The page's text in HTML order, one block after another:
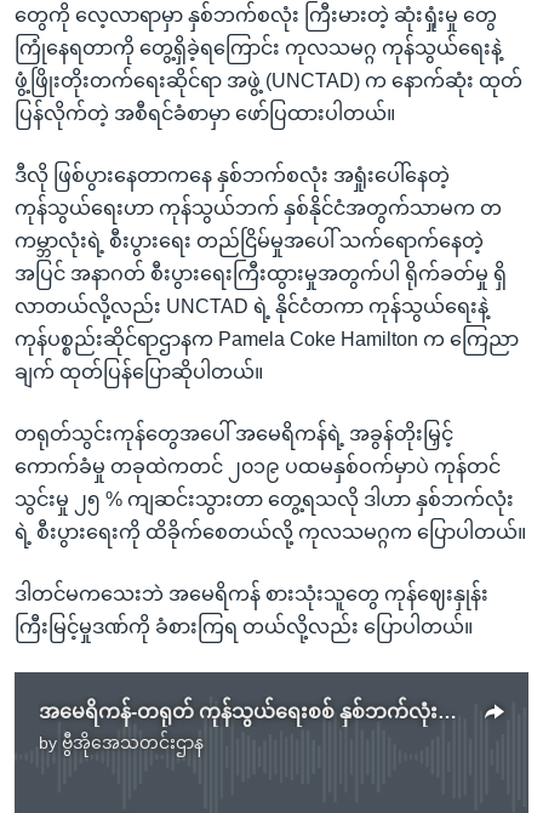
တွေကို လေ့လာရာမှာ နှစ်ဘက်စလုံး ကြီးမားတဲ့ ဆုံးရှုံးမှု တွေ
ကြုံနေရတာကို တွေ့ရှိခဲ့ရကြောင်း ကုလသမဂ္ဂ ကုန်သွယ်ရေးနဲ့
ဖွံ့ဖြိုးတိုးတက်ရေးဆိုင်ရာ အဖွဲ့ (UNCTAD) က နောက်ဆုံး ထုတ်
ပြန်လိုက်တဲ့ အစီရင်ခံစာမှာ ဖော်ပြထားပါတယ်။
ဒီလို ဖြစ်ပွားနေတာကနေ နှစ်ဘက်စလုံး အရှုံးပေါ်နေတဲ့
ကုန်သွယ်ရေးဟာ ကုန်သွယ်ဘက် နှစ်နိုင်ငံအတွက်သာမက တ
ကမ္ဘာလုံးရဲ့ စီးပွားရေး တည်ငြိမ်မှုအပေါ် သက်ရောက်နေတဲ့
အပြင် အနာဂတ် စီးပွားရေးကြီးထွားမှုအတွက်ပါ ရိုက်ခတ်မှု ရှိ
လာတယ်လို့လည်း UNCTAD ရဲ့ နိုင်ငံတကာ ကုန်သွယ်ရေးနဲ့
ကုန်ပစ္စည်းဆိုင်ရာဌာနက Pamela Coke Hamilton က ကြေညာ
ချက် ထုတ်ပြန်ပြောဆိုပါတယ်။
တရုတ်သွင်းကုန်တွေအပေါ် အမေရိကန်ရဲ့ အခွန်တိုးမြှင့်
ကောက်ခံမှု တခုထဲကတင် ၂၀၁၉ ပထမနှစ်ဝက်မှာပဲ ကုန်တင်
သွင်းမှု ၂၅ % ကျဆင်းသွားတာ တွေ့ရသလို ဒါဟာ နှစ်ဘက်လုံး
ရဲ့ စီးပွားရေးကို ထိခိုက်စေတယ်လို့ ကုလသမဂ္ဂက ပြောပါတယ်။
ဒါတင်မကသေးဘဲ အမေရိကန် စားသုံးသူတွေ ကုန်ဈေးနှုန်း
ကြီးမြင့်မှုဒဏ်ကို ခံစားကြရ တယ်လို့လည်း ပြောပါတယ်။
အမေရိကန်-တရုတ် ကုန်သွယ်ရေးစစ် နှစ်ဘက်လုံးအထိနာကြောင်း ကုလပြော
by ဗွီအိုအေသတင်းဌာန
No media source currently available